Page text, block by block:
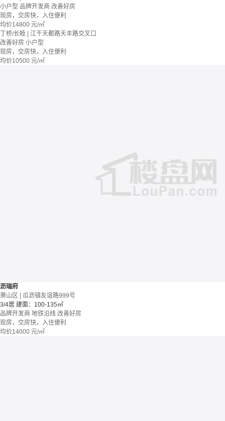
小户型 品牌开发商 改善好房
现房，交房快，入住便利
均价14800 元/㎡
丁桥/长睦 | 江干天都路天丰路交叉口
改善好房 小户型
现房，交房快，入住便利
均价10500 元/㎡
沥瑞府
萧山区 | 瓜沥镇友谊路999号
3/4居 建面：100-135㎡
品牌开发商 地铁沿线 改善好房
现房，交房快，入住便利
均价14000 元/㎡